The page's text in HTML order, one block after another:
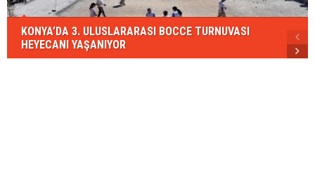
KONYA’DA 3. ULUSLARARASI BOCCE TURNUVASI
HEYECANI YAŞANIYOR